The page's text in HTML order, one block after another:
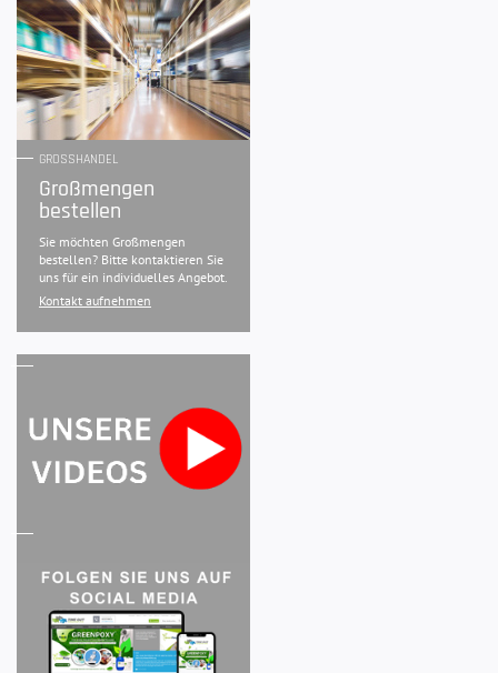
GROSSHANDEL
Großmengen
bestellen
Sie möchten Großmengen
bestellen? Bitte kontaktieren Sie
uns für ein individuelles Angebot.
Kontakt aufnehmen